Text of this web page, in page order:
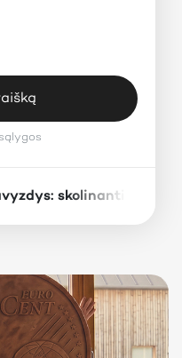
10%
skolinantis 1000